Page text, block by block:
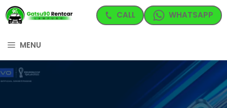
Langsung
ke
MENU
CALL WHATSAPP